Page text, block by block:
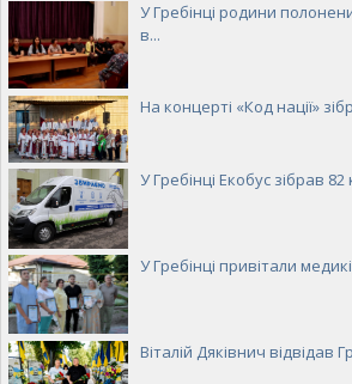
У Гребінці родини
в...
На концерті «Код нації»
У Гребінці Екобус зібрав 82
У Гребінці привітали
Віталій Дяківнич відвідав